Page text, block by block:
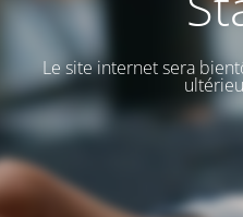
Le site internet sera